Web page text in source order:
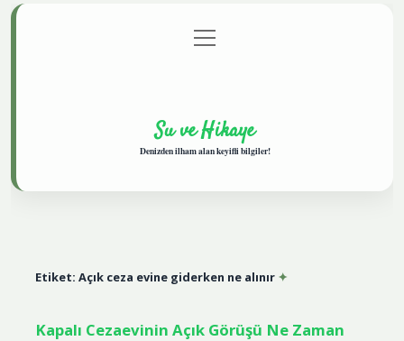
Gizlilik Politikası
menüyü
aç
Su ve Hikaye
Denizden ilham alan keyifli bilgiler!
Etiket: Açık ceza evine giderken ne alınır
Kapalı Cezaevinin Açık Görüşü Ne Zaman